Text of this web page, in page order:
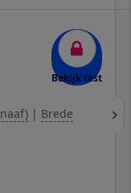
Bekijk test
| Brede